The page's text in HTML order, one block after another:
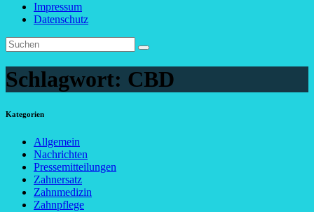
Impressum
Datenschutz
Schlagwort: CBD
Kategorien
Allgemein
Nachrichten
Pressemitteilungen
Zahnersatz
Zahnmedizin
Zahnpflege